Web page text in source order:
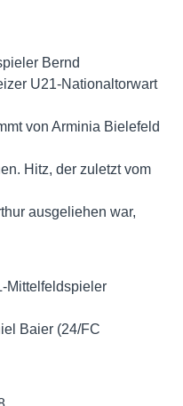
Bernd
U21-Nationaltorwart
von Arminia Bielefeld
Hitz, der zuletzt vom
ausgeliehen war,
Mittelfeldspieler
Baier (24/FC